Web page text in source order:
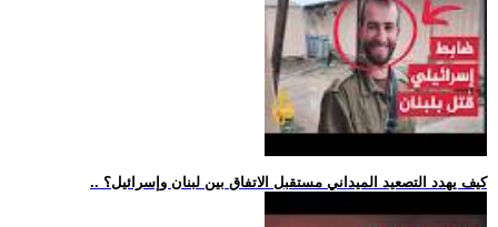
.. كيف يهدد التصعيد الميداني مستقبل الاتفاق بين لبنان وإسرائيل؟